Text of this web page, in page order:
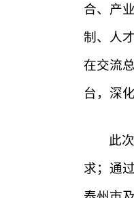
合、产
制、人
在交流
台，深
此
求；通